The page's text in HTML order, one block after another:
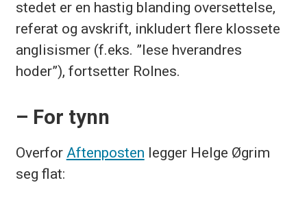
stedet er en hastig blanding oversettelse,
referat og avskrift, inkludert flere klossete
anglisismer (f.eks. ”lese hverandres
hoder”), fortsetter Rolnes.
– For tynn
Overfor Aftenposten legger Helge Øgrim
seg flat: